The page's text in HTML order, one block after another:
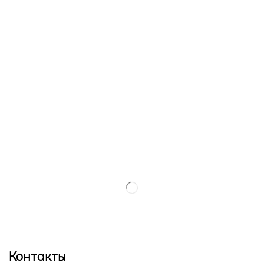
Контакты